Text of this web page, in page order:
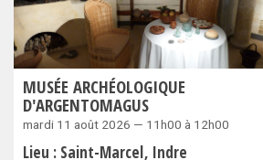
MUSÉE ARCHÉOLOGIQUE
D'ARGENTOMAGUS
mardi 11 août 2026 — 11h00 à 12h00
Lieu : Saint-Marcel Indre